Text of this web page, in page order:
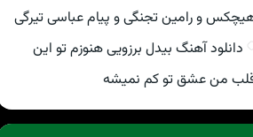
و رامین تجنگی و پیام عباسی تیرگی
دانلود آهنگ بیدل برزویی هنوزم تو این
من عشق تو کم نمیشه